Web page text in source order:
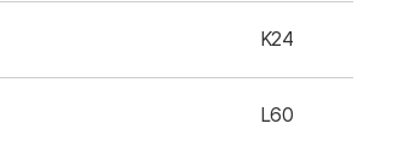
K24
L60